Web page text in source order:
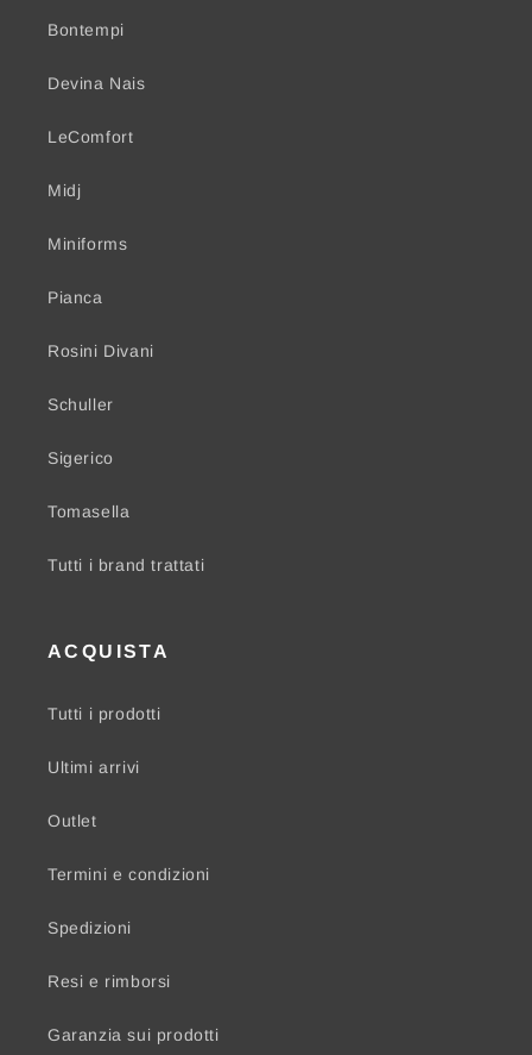
Bontempi
Devina Nais
LeComfort
Midj
Miniforms
Pianca
Rosini Divani
Schuller
Sigerico
Tomasella
Tutti i brand trattati
ACQUISTA
Tutti i prodotti
Ultimi arrivi
Outlet
Termini e condizioni
Spedizioni
Resi e rimborsi
Garanzia sui prodotti